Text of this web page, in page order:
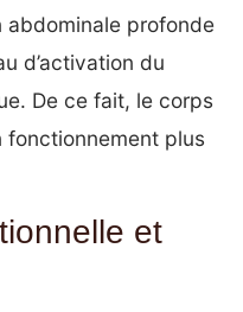
abdominale profonde
d’activation du
De ce fait, le corps
fonctionnement plus
et